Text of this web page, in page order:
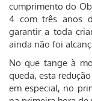
cumprimento do
4 com três anos
garantir a toda
ainda não foi
No que tange à
queda, esta
em especial, no